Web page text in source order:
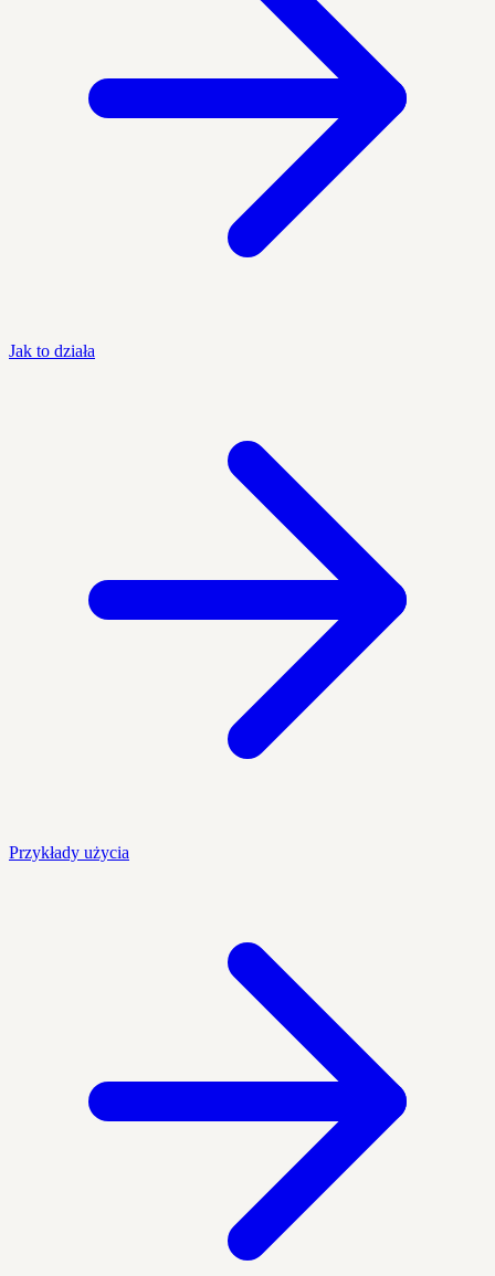
Jak to działa
Przykłady użycia